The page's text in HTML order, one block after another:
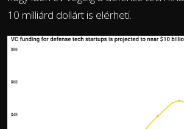
10 milliárd dollárt is elérheti.